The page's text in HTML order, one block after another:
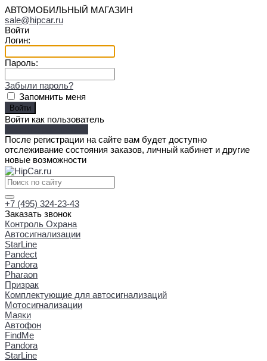
АВТОМОБИЛЬНЫЙ МАГАЗИН
sale@hipcar.ru
Войти
Логин:
Пароль:
Забыли пароль?
Запомнить меня
Войти как пользователь
После регистрации на сайте вам будет доступно
отслеживание состояния заказов, личный кабинет и другие
новые возможности
+7 (495) 324-23-43
Заказать звонок
Контроль Охрана
Автосигнализации
StarLine
Pandect
Pandora
Pharaon
Призрак
Комплектующие для автосигнализаций
Мотосигнализации
Маяки
Автофон
FindMe
Pandora
StarLine